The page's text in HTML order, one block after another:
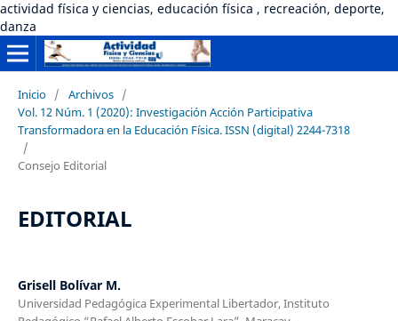
actividad física y ciencias, educación física , recreación, deporte,
danza
Inicio / Archivos /
Vol. 12 Núm. 1 (2020): Investigación Acción Participativa
Transformadora en la Educación Física. ISSN (digital) 2244-7318
/
Consejo Editorial
EDITORIAL
Grisell Bolívar M.
Universidad Pedagógica Experimental Libertador, Instituto